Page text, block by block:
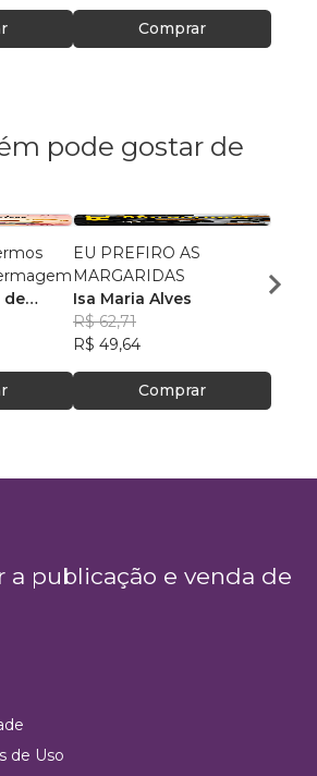
Comprar
pode gostar de
de
EU PREFIRO AS
MARGARIDAS
Isa Maria Alves
R$ 62,71
R$ 49,64
Comprar
Dra.
a publicação e venda de
de Uso